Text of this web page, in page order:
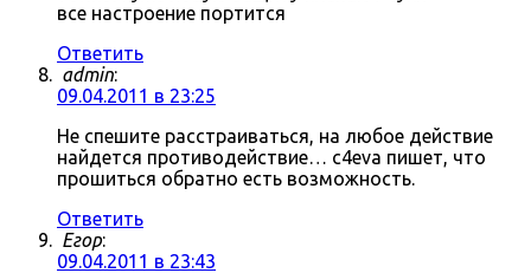
все настроение портится
Ответить
admin:
09.04.2011 в 23:25
Не спешите расстраиваться, на любое действие
найдется противодействие… c4eva пишет, что
прошиться обратно есть возможность.
Ответить
Егор:
09.04.2011 в 23:43